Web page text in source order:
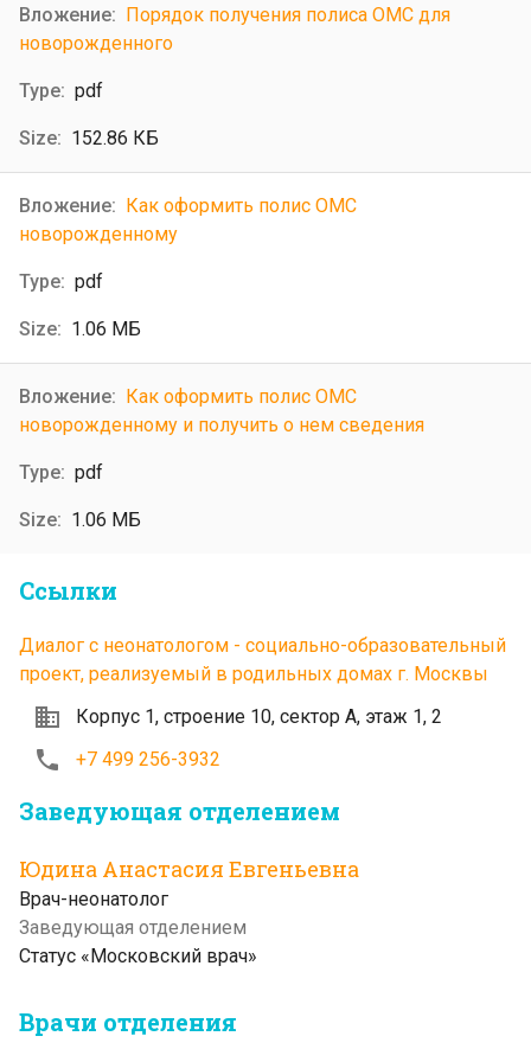
Порядок получения полиса ОМС для
новорожденного
pdf
152.86 КБ
Как оформить полис ОМС
новорожденному
pdf
1.06 МБ
Как оформить полис ОМС
новорожденному и получить о нем сведения
pdf
1.06 МБ
Ссылки
Диалог с неонатологом - cоциально-образовательный
проект, реализуемый в родильных домах г. Москвы
Корпус 1, строение 10, сектор А, этаж 1, 2
+7 499 256-3932
Заведующая отделением
Юдина Анастасия Евгеньевна
Врач-неонатолог
Заведующая отделением
Статус «Московский врач»
Врачи отделения